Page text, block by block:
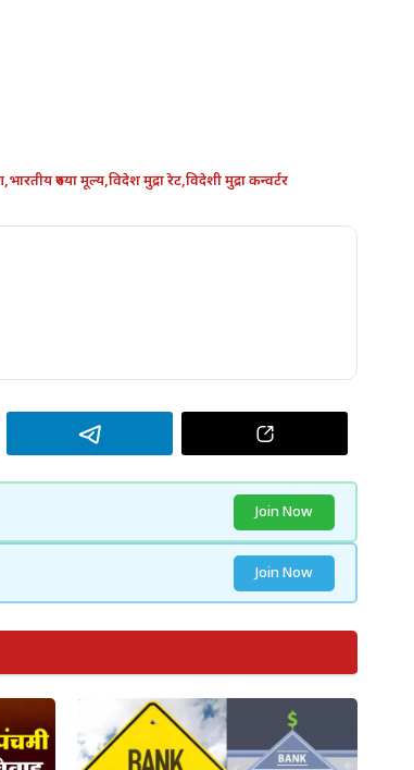
,भारतीय रुपया मूल्य,विदेश मुद्रा रेट,विदेशी मुद्रा कन्वर्टर
Join Now
Join Now